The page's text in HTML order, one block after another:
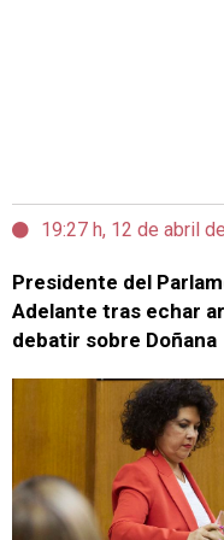
19:27 h, 12 de abril
Presidente del
Adelante tras echar
debatir sobre Doñana